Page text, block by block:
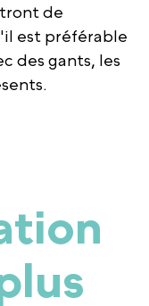
de
est préférable
des gants, les